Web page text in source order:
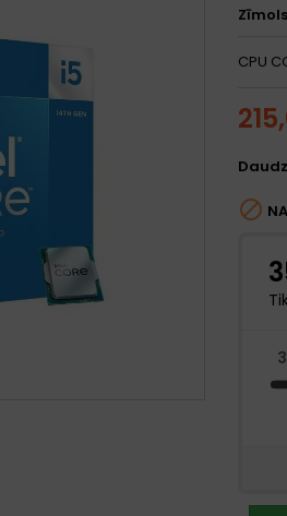
Zīmols
CPU
